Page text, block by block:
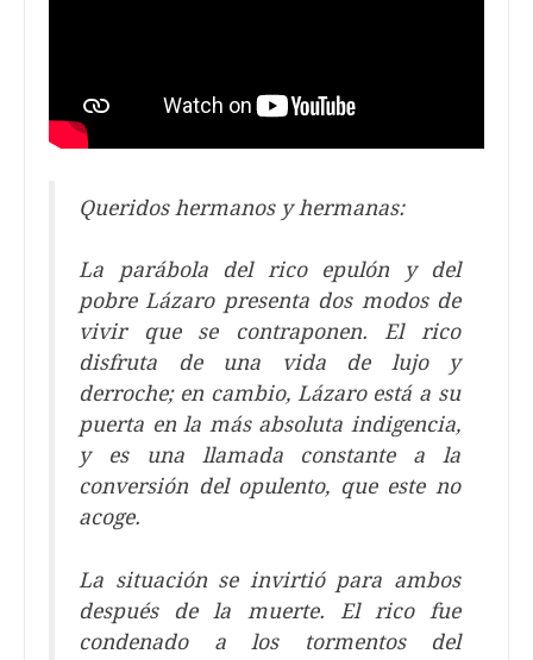
Queridos hermanos y hermanas:
La parábola del rico epulón y del
pobre Lázaro presenta dos modos de
vivir que se contraponen. El rico
disfruta de una vida de lujo y
derroche; en cambio, Lázaro está a su
puerta en la más absoluta indigencia,
y es una llamada constante a la
conversión del opulento, que este no
acoge.
La situación se invirtió para ambos
después de la muerte. El rico fue
condenado a los tormentos del